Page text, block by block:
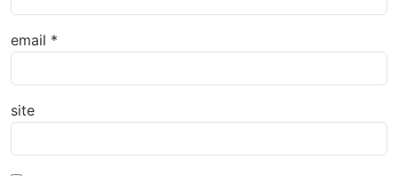
email *
site